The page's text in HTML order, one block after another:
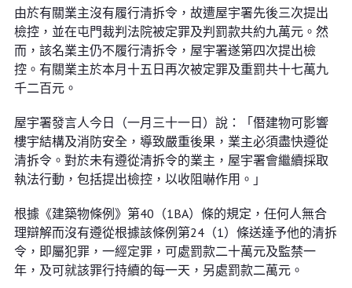
由於有關業主沒有履行清拆令，故遭屋宇署先後三次提出
檢控，並在屯門裁判法院被定罪及判罰款共約九萬元。然
而，該名業主仍不履行清拆令，屋宇署遂第四次提出檢
控。有關業主於本月十五日再次被定罪及重罰共十七萬九
千二百元。
屋宇署發言人今日（一月三十一日）說：「僭建物可影響
樓宇結構及消防安全，導致嚴重後果，業主必須盡快遵從
清拆令。對於未有遵從清拆令的業主，屋宇署會繼續採取
執法行動，包括提出檢控，以收阻嚇作用。」
根據《建築物條例》第40（1BA）條的規定，任何人無合
理辯解而沒有遵從根據該條例第24（1）條送達予他的清拆
令，即屬犯罪，一經定罪，可處罰款二十萬元及監禁一
年，及可就該罪行持續的每一天，另處罰款二萬元。